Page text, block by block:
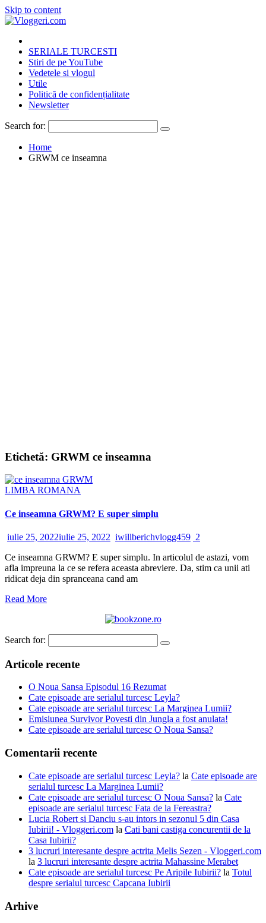
Skip to content
SERIALE TURCESTI
Stiri de pe YouTube
Vedetele si vlogul
Utile
Politică de confidențialitate
Newsletter
Search for:
Home
GRWM ce inseamna
Etichetă: GRWM ce inseamna
LIMBA ROMANA
Ce inseamna GRWM? E super simplu
iulie 25, 2022iulie 25, 2022 iwillberichvlogg459 2
Ce inseamna GRWM? E super simplu. In articolul de astazi, vom
afla impreuna la ce se refera aceasta abreviere. Da, stim ca unii ati
ridicat deja din spranceana cand am
Read More
Search for:
Articole recente
O Noua Sansa Episodul 16 Rezumat
Cate episoade are serialul turcesc Leyla?
Cate episoade are serialul turcesc La Marginea Lumii?
Emisiunea Survivor Povesti din Jungla a fost anulata!
Cate episoade are serialul turcesc O Noua Sansa?
Comentarii recente
Cate episoade are serialul turcesc Leyla? la Cate episoade are
serialul turcesc La Marginea Lumii?
Cate episoade are serialul turcesc O Noua Sansa? la Cate
episoade are serialul turcesc Fata de la Fereastra?
Lucia Robert si Danciu s-au intors in sezonul 5 din Casa
Iubirii! - Vloggeri.com la Cati bani castiga concurentii de la
Casa Iubirii?
3 lucruri interesante despre actrita Melis Sezen - Vloggeri.com
la 3 lucruri interesante despre actrita Mahassine Merabet
Cate episoade are serialul turcesc Pe Aripile Iubirii? la Totul
despre serialul turcesc Capcana Iubirii
Arhive